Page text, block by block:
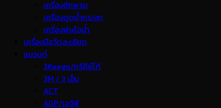
เครื่องซักพรม
เครื่องดูดน้ำกระจก
เครื่องพ่นไอน้ำ
เครื่องมือวัดละเอียด
แบรนด์
3Keego/ทรีคีย์โก้
3M / 3 เอ็ม
ACT
AGP/เอจีพี